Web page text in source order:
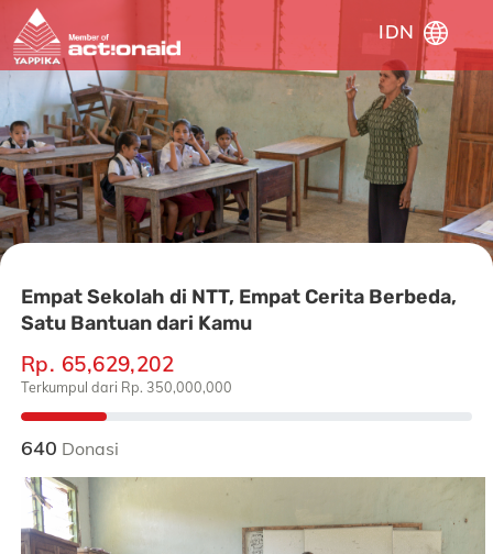
IDN
Rp. 65,629,202
Terkumpul dari Rp. 350,000,000
640 Donasi
Empat Sekolah di NTT, Empat Cerita Berbeda,
Satu Bantuan dari Kamu